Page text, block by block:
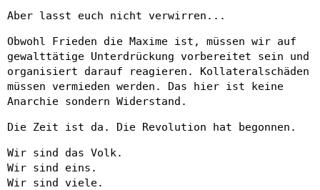
Aber lasst euch nicht verwirren...
Obwohl Frieden die Maxime ist, müssen wir auf
gewalttätige Unterdrückung vorbereitet sein und
organisiert darauf reagieren. Kollateralschäden
müssen vermieden werden. Das hier ist keine
Anarchie sondern Widerstand.
Die Zeit ist da. Die Revolution hat begonnen.
Wir sind das Volk.
Wir sind eins.
Wir sind viele.